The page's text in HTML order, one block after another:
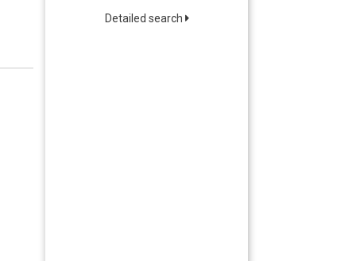
Detailed search